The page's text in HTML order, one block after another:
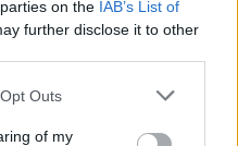
on the IAB’s List of
further disclose it to other
Outs
of my
nadał? – zapytał
od nadziei.
–